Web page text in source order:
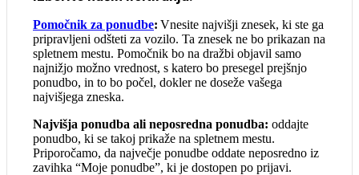
Pomočnik za ponudbe: Vnesite najvišji znesek, ki ste ga
pripravljeni odšteti za vozilo. Ta znesek ne bo prikazan na
spletnem mestu. Pomočnik bo na dražbi objavil samo
najnižjo možno vrednost, s katero bo presegel prejšnjo
ponudbo, in to bo počel, dokler ne doseže vašega
najvišjega zneska.
Najvišja ponudba ali neposredna ponudba: oddajte
ponudbo, ki se takoj prikaže na spletnem mestu.
Priporočamo, da največje ponudbe oddate neposredno iz
zavihka “Moje ponudbe”, ki je dostopen po prijavi.